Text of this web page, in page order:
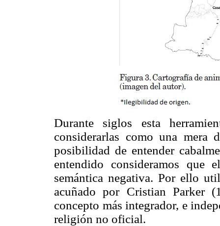
Durante siglos esta
considerarlas como una mera
posibilidad de entender
entendido consideramos que
semántica negativa. Por ello
acuñado por Cristian Parker
concepto más integrador, e
religión no oficial.